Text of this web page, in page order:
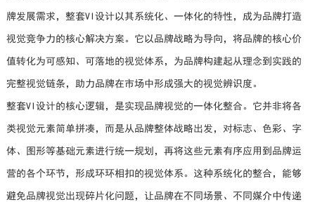
牌发展需求，整套VI设计以其系统化、一体化的特性，成为品牌打造
视觉竞争力的核心解决方案。它以品牌战略为导向，将品牌的核心价
值转化为可感知、可落地的视觉体系，为品牌构建起从理念到实践的
完整视觉链条，助力品牌在市场中形成强大的视觉辨识度。
整套VI设计的核心逻辑，是实现品牌视觉的一体化整合。它并非将各
类视觉元素简单拼凑，而是从品牌整体战略出发，对标志、色彩、字
体、图形等基础元素进行统一规划，再将这些元素有序应用到品牌运
营的各个环节，形成环环相扣的视觉体系。这种系统化的整合，能够
避免品牌视觉出现碎片化问题，让品牌在不同场景、不同媒介中传递